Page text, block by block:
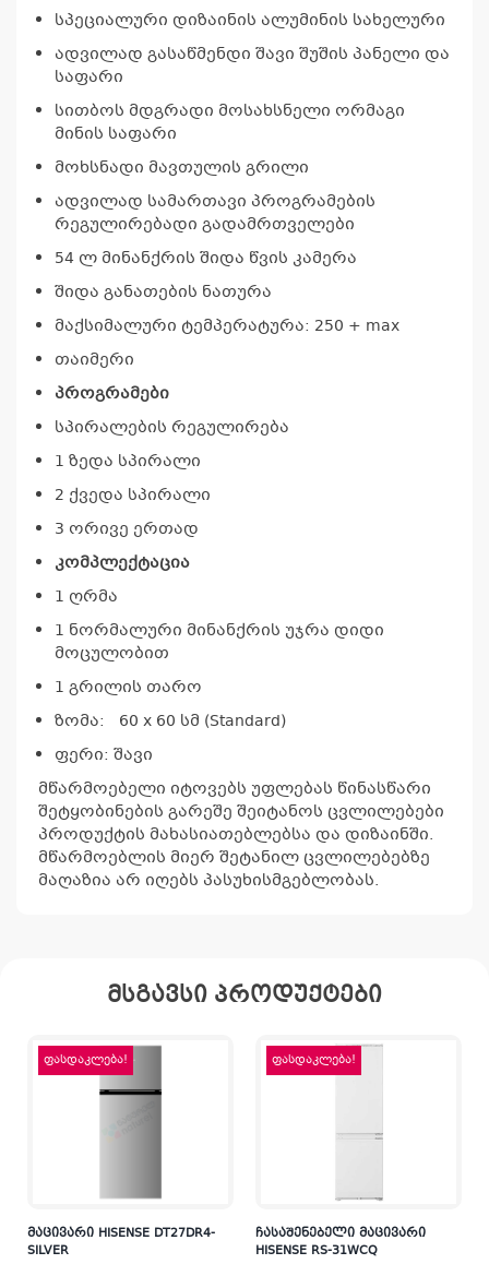
სპეციალური დიზაინის ალუმინის სახელური
ადვილად გასაწმენდი შავი შუშის პანელი და
საფარი
სითბოს მდგრადი მოსახსნელი ორმაგი
მინის საფარი
მოხსნადი მავთულის გრილი
ადვილად სამართავი პროგრამების
რეგულირებადი გადამრთველები
54 ლ მინანქრის შიდა წვის კამერა
შიდა განათების ნათურა
მაქსიმალური ტემპერატურა: 250 + max
თაიმერი
პროგრამები
სპირალების რეგულირება
1 ზედა სპირალი
2 ქვედა სპირალი
3 ორივე ერთად
კომპლექტაცია
1 ღრმა
1 ნორმალური მინანქრის უჯრა დიდი
მოცულობით
1 გრილის თარო
ზომა: 60 x 60 სმ (Standard)
ფერი: შავი
მწარმოებელი იტოვებს უფლებას წინასწარი
შეტყობინების გარეშე შეიტანოს ცვლილებები
პროდუქტის მახასიათებლებსა და დიზაინში.
მწარმოებლის მიერ შეტანილ ცვლილებებზე
მაღაზია არ იღებს პასუხისმგებლობას.
მსგავსი პროდუქტები
ფასდაკლება!
მაცივარი HISENSE DT27DR4-
SILVER
ფასდაკლება!
ჩასაშენებელი მაცივარი
HISENSE RS-31WCQ